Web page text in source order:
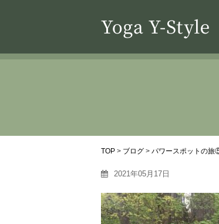
TOP > ブログ > パワースポットの旅
2021年05月17日